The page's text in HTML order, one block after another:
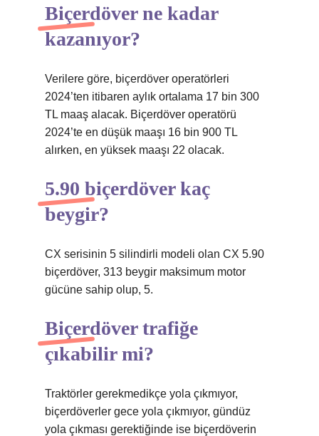
Biçerdöver ne kadar
kazanıyor?
Verilere göre, biçerdöver operatörleri
2024’ten itibaren aylık ortalama 17 bin 300
TL maaş alacak. Biçerdöver operatörü
2024’te en düşük maaşı 16 bin 900 TL
alırken, en yüksek maaşı 22 olacak.
5.90 biçerdöver kaç
beygir?
CX serisinin 5 silindirli modeli olan CX 5.90
biçerdöver, 313 beygir maksimum motor
gücüne sahip olup, 5.
Biçerdöver trafiğe
çıkabilir mi?
Traktörler gerekmedikçe yola çıkmıyor,
biçerdöverler gece yola çıkmıyor, gündüz
yola çıkması gerektiğinde ise biçerdöverin